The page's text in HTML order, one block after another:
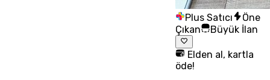
Plus Satıcı
Öne
Çıkan
Büyük İlan
Elden al, kartla
öde!